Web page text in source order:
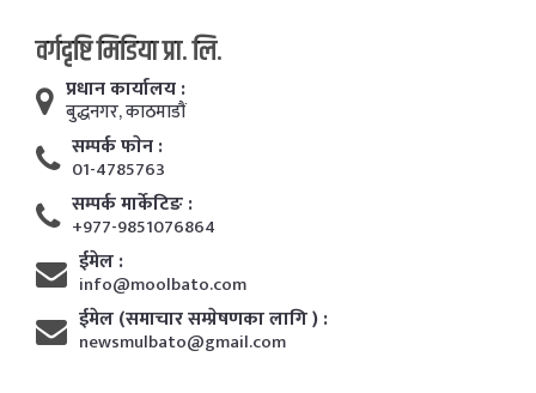
वर्गदृष्टि मिडिया प्रा. लि.
प्रधान कार्यालय :
बुद्धनगर, काठमाडाैं
सम्पर्क फाेन :
01-4785763
सम्पर्क मार्केटिङ :
+977-9851076864
ईमेल :
info@moolbato.com
ईमेल (समाचार सम्प्रेषणका लागि ) :
newsmulbato@gmail.com